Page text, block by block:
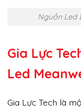
Nguồn Led
Gia Lực
Led
Gia Lực Tech là